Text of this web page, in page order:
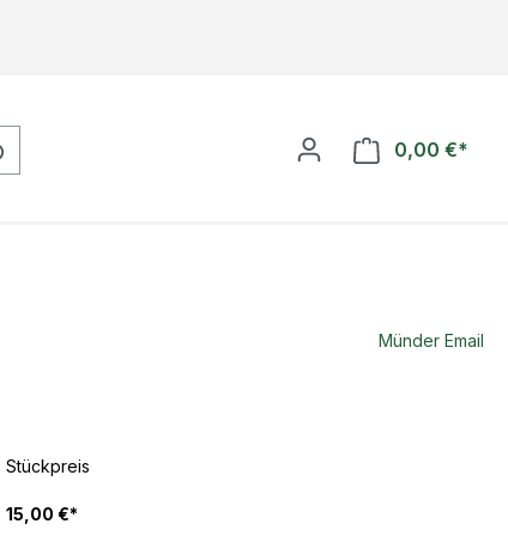
0,00 €*
Münder Email
Stückpreis
15,00 €*